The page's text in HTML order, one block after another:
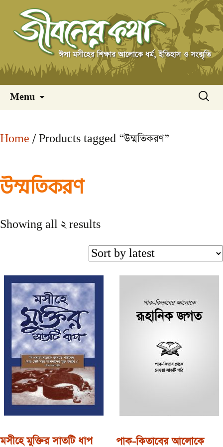
Menu
Skip
to
Home / Products tagged “উম্মতিকরণ”
উম্মতিকরণ
Showing all 2 results
মসীহে মুক্তির সাতটি ধাপ পাক-কিতাবের আলোকে